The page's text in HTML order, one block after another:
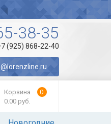
38-35
(925) 868-22-40
Корзина
0
0.00 руб.